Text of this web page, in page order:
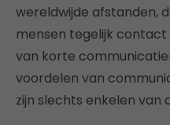
wereldwijde afstanden,
mensen tegelijk
van korte
voordelen van
zijn slechts enkelen van